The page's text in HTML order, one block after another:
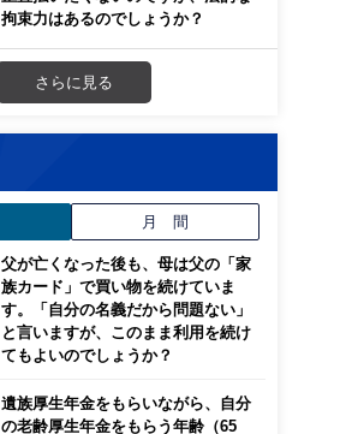
拘束力はあるのでしょうか？
さらに見る
月 間
父が亡くなった後も、母は父の「家
族カード」で買い物を続けていま
す。「自分の名義だから問題ない」
と言いますが、このまま利用を続け
てもよいのでしょうか？
遺族厚生年金をもらいながら、自分
の老齢厚生年金をもらう年齢（65